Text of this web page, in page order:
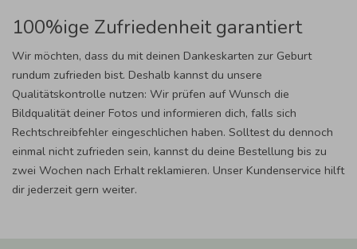
100%ige Zufriedenheit garantiert
Wir möchten, dass du mit deinen Dankeskarten zur Geburt
rundum zufrieden bist. Deshalb kannst du unsere
Qualitätskontrolle nutzen: Wir prüfen auf Wunsch die
Bildqualität deiner Fotos und informieren dich, falls sich
Rechtschreibfehler eingeschlichen haben. Solltest du dennoch
einmal nicht zufrieden sein, kannst du deine Bestellung bis zu
zwei Wochen nach Erhalt reklamieren. Unser Kundenservice hilft
dir jederzeit gern weiter.